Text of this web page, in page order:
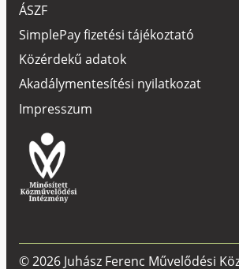
ÁSZF
SimplePay fizetési tájékoztató
Közérdekű adatok
Akadálymentesítési nyilatkozat
Impresszum
© 2026 Juhász Ferenc Művelődési